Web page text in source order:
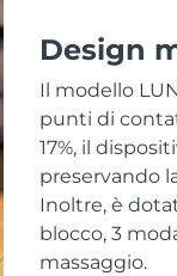
Design
Il modello
punti di
17%, il
preservando
Inoltre, è
blocco, 3
massaggio.